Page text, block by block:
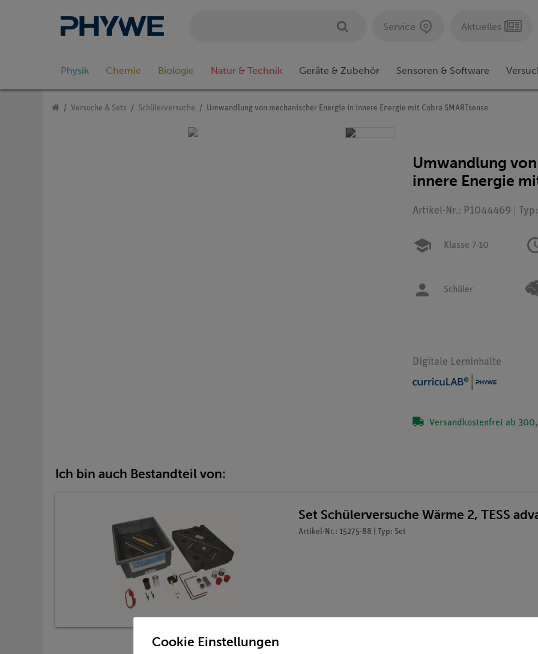
Service Aktuelles
Physik Chemie Biologie Natur & Technik Geräte & Zubehör Sensoren & Software
Versuche & Sets Schülerversuche Umwandlung von mechanischer Energie in innere Energie mit Cobra SMARTsense
Umwandlung
innere Energie
Artikel-Nr.: P1044469 |
Klasse 7-10
Schüler
Digitale Lerninhalte
Versandkostenfrei ab
Ich bin auch Bestandteil von:
Set Schülerversuche Wärme 2, TESS
Artikel-Nr.: 15275-88 | Typ: Set
Cookie Einstellungen